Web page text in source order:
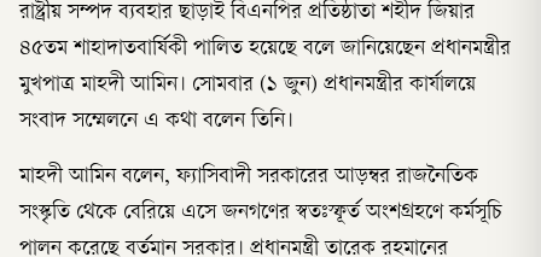
রাষ্ট্রীয় সম্পদ ব্যবহার ছাড়াই বিএনপির প্রতিষ্ঠাতা শহীদ জিয়ার
৪৫তম শাহাদাতবার্ষিকী পালিত হয়েছে বলে জানিয়েছেন প্রধানমন্ত্রীর
মুখপাত্র মাহদী আমিন। সোমবার (১ জুন) প্রধানমন্ত্রীর কার্যালয়ে
সংবাদ সম্মেলনে এ কথা বলেন তিনি।
মাহদী আমিন বলেন, ফ্যাসিবাদী সরকারের আড়ম্বর রাজনৈতিক
সংস্কৃতি থেকে বেরিয়ে এসে জনগণের স্বতঃস্ফূর্ত অংশগ্রহণে কর্মসূচি
পালন করেছে বর্তমান সরকার। প্রধানমন্ত্রী তারেক রহমানের